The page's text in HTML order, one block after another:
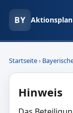
BY Aktionsplan
Startseite›
Hinweis